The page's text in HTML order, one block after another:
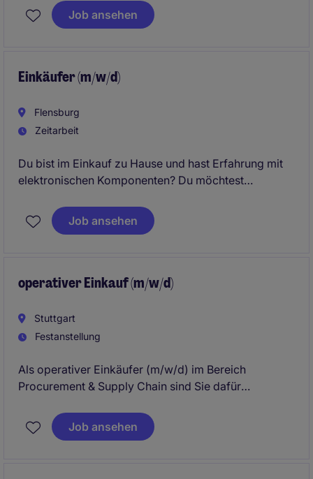
bietet die Möglichkeit, in einem dynamischen Umfeld
zu arbeiten und wertvolle Erfahrungen zu sammeln.
Job ansehen
Einkäufer (m/w/d)
Flensburg
Zeitarbeit
Du bist im Einkauf zu Hause und hast Erfahrung mit
elektronischen Komponenten? Du möchtest
entwickeln und in einem innovativen technischen
Umfeld arbeiten? Dann ist diese Position genau das
Job ansehen
operativer Einkauf (m/w/d)
Stuttgart
Festanstellung
Als operativer Einkäufer (m/w/d) im Bereich
Procurement & Supply Chain sind Sie dafür
sicherzustellen und die Lieferkette effizient zu
gestalten. In Leinfelden-Echterdingen erwartet Sie
Job ansehen